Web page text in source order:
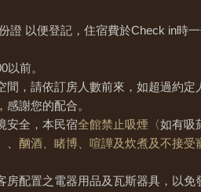
證 以便登記，住宿費於Check in時
以前。
間，請依訂房人數前來，如超過約定
謝您的配合。
安全，本民宿全館禁止吸煙 〈如有
酗酒、睹博、喧譁及炊煮及不接受
房配置之電器用品及瓦斯器具，以免